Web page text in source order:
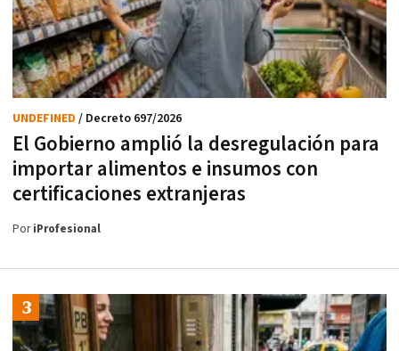
El Gobierno amplió la desregulación para
importar alimentos e insumos con
certificaciones extranjeras
UNDEFINED / Decreto 697/2026
PoriProfesional